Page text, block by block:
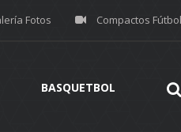
Fotos Compactos Fútbol
BASQUETBOL